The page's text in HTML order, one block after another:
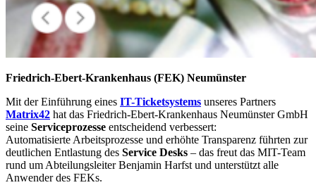
Friedrich-Ebert-Krankenhaus (FEK) Neumünster
Mit der Einführung eines IT-Ticketsystems unseres Partners
Matrix42 hat das Friedrich-Ebert-Krankenhaus Neumünster GmbH
seine Serviceprozesse entscheidend verbessert:
Automatisierte Arbeitsprozesse und erhöhte Transparenz führten zur
deutlichen Entlastung des Service Desks – das freut das MIT-Team
rund um Abteilungsleiter Benjamin Harfst und unterstützt alle
Anwender des FEKs.